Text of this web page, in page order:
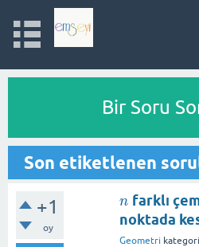
Bir Soru
Son etiketlenen
+1
oy
n
n farklı
noktada
Geometri